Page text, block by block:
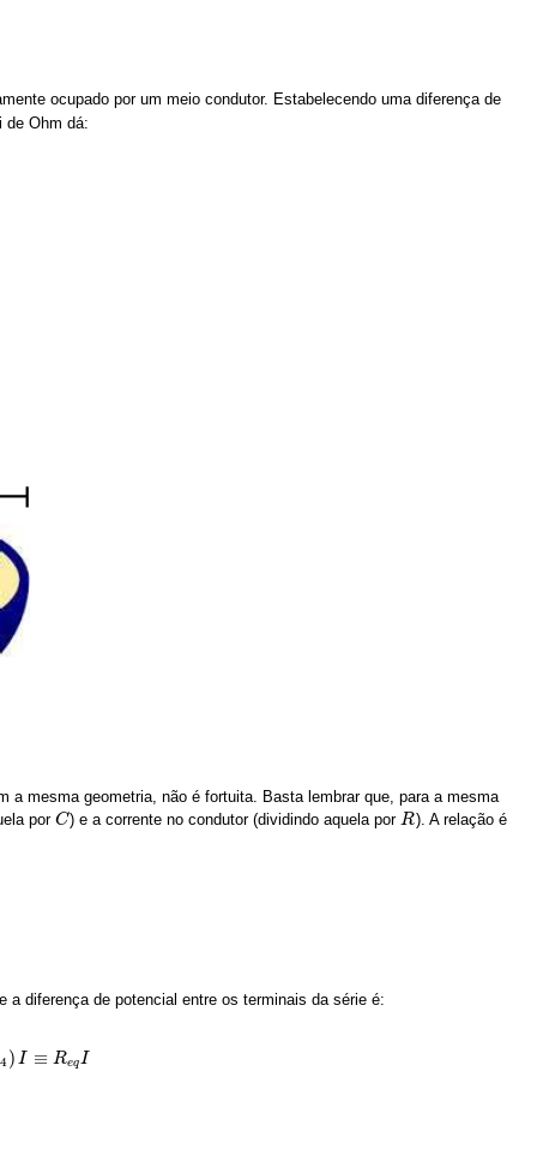
ocupado por um meio condutor. Estabelecendo uma diferença de
de Ohm dá:
mesma geometria, não é fortuita. Basta lembrar que, para a mesma
por C
C ) e a corrente no condutor (dividindo aquela porR
R ). A relação é
diferença de potencial entre os terminais da série é:
4 ) I ≡ Req I